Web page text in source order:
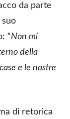
da parte
suo
“Non mi
della
e le nostre
di retorica